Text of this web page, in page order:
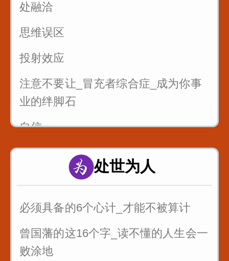
处融洽
思维误区
投射效应
注意不要让_冒充者综合症_成为你事
业的绊脚石
自信
处世为人
必须具备的6个心计_才能不被算计
曾国藩的这16个字_读不懂的人生会一
败涂地